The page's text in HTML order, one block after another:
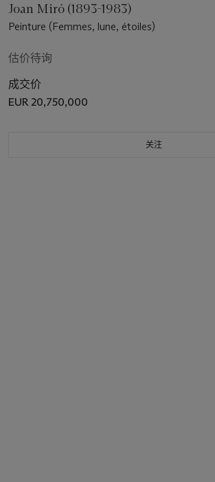
Joan Miró (1893-1983)
Peinture (Femmes, lune, étoiles)
估价待询
成交价
EUR 20,750,000
关注